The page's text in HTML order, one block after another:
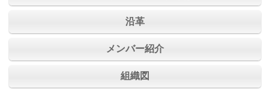
沿革
メンバー紹介
組織図